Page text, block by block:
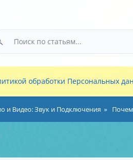
обработки Персональных
и Видео: Звук и Подключения